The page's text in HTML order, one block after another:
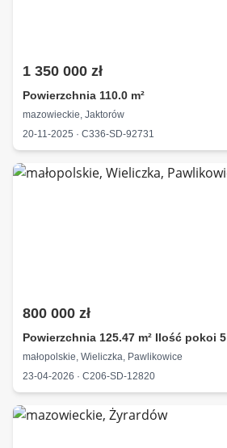
1 350 000 zł
Powierzchnia 110.0 m²
mazowieckie, Jaktorów
20-11-2025 · C336-SD-92731
800 000 zł
Powierzchnia 125.47 m² Ilość pokoi
małopolskie, Wieliczka, Pawlikowice
23-04-2026 · C206-SD-12820